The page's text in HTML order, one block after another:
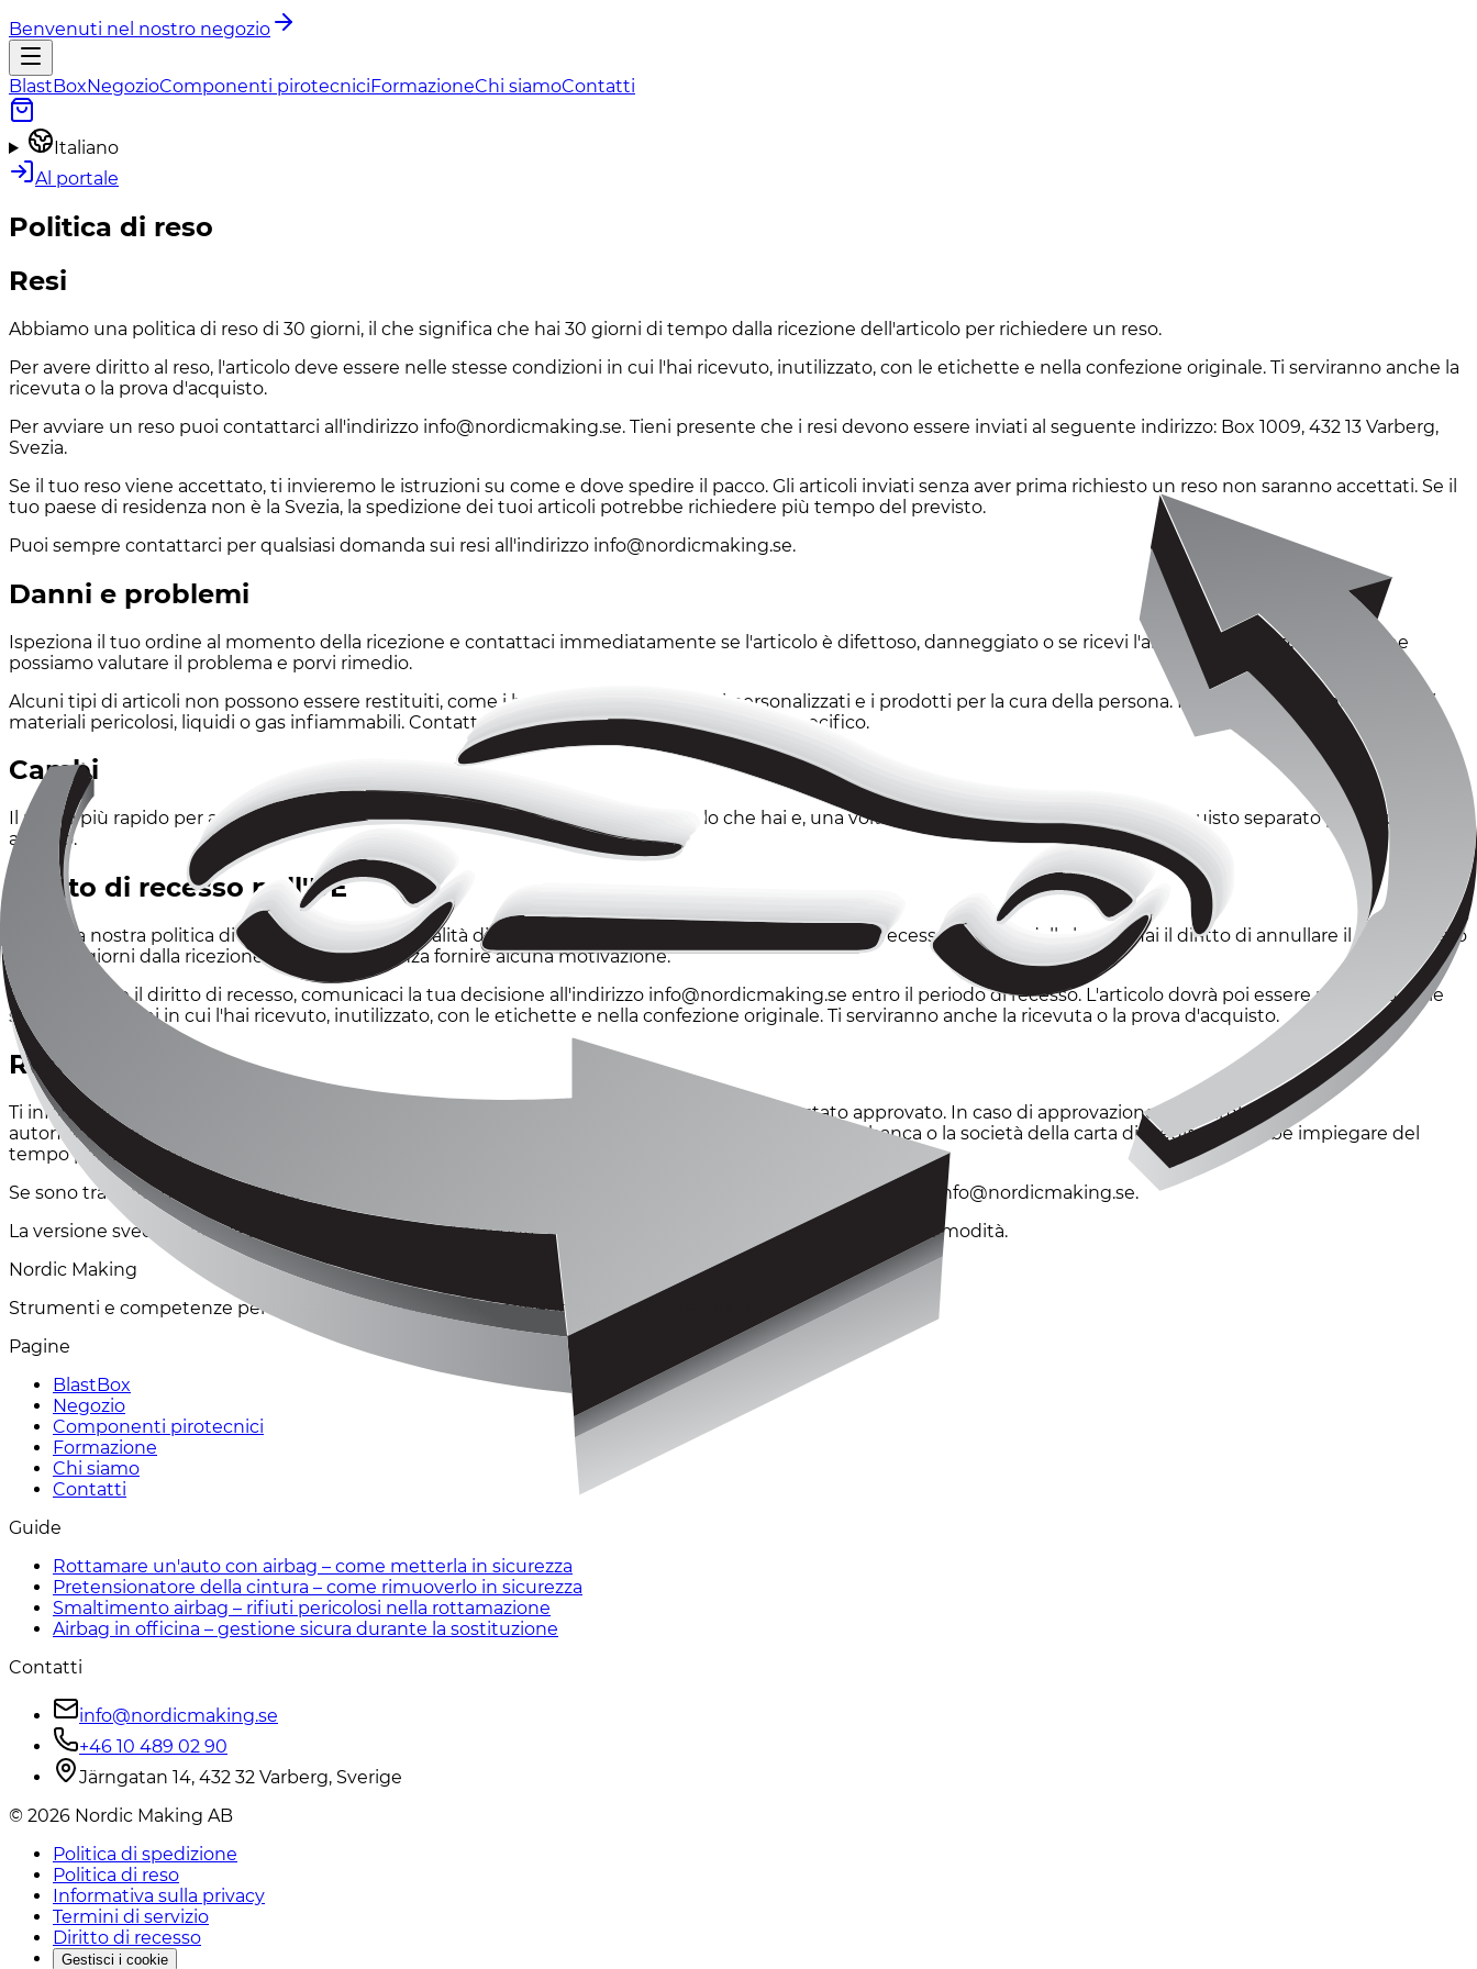
Benvenuti nel nostro negozio
BlastBoxNegozioComponenti pirotecniciFormazioneChi siamoContatti
Italiano
Al portale
Politica di reso
Resi
Abbiamo una politica di reso di 30 giorni, il che significa che hai 30 giorni di tempo dalla ricezione dell'articolo per richiedere un reso.
Per avere diritto al reso, l'articolo deve essere nelle stesse condizioni in cui l'hai ricevuto, inutilizzato, con le etichette e nella confezione originale. Ti serviranno anche la
ricevuta o la prova d'acquisto.
Per avviare un reso puoi contattarci all'indirizzo info@nordicmaking.se. Tieni presente che i resi devono essere inviati al seguente indirizzo: Box 1009, 432 13 Varberg,
Svezia.
Se il tuo reso viene accettato, ti invieremo le istruzioni su come e dove spedire il pacco. Gli articoli inviati senza aver prima richiesto un reso non saranno accettati. Se il
tuo paese di residenza non è la Svezia, la spedizione dei tuoi articoli potrebbe richiedere più tempo del previsto.
Puoi sempre contattarci per qualsiasi domanda sui resi all'indirizzo info@nordicmaking.se.
Danni e problemi
Ispeziona il tuo ordine al momento della ricezione e contattaci immediatamente se l'articolo è difettoso, danneggiato o se ricevi l'articolo sbagliato, in modo che
possiamo valutare il problema e porvi rimedio.
Alcuni tipi di articoli non possono essere restituiti, come i beni deperibili, i prodotti personalizzati e i prodotti per la cura della persona. Non accettiamo inoltre resi di
materiali pericolosi, liquidi o gas infiammabili. Contattaci se hai domande sul tuo articolo specifico.
Cambi
Il modo più rapido per assicurarti di ottenere ciò che desideri è restituire l'articolo che hai e, una volta accettato il reso, effettuare un acquisto separato per il nuovo
articolo.
Diritto di recesso nell'UE
Oltre alla nostra politica di reso di 30 giorni, in qualità di consumatore nell'UE disponi di un diritto di recesso previsto dalla legge. Hai il diritto di annullare il tuo acquisto
entro 14 giorni dalla ricezione della merce, senza fornire alcuna motivazione.
Per esercitare il diritto di recesso, comunicaci la tua decisione all'indirizzo info@nordicmaking.se entro il periodo di recesso. L'articolo dovrà poi essere restituito nelle
stesse condizioni in cui l'hai ricevuto, inutilizzato, con le etichette e nella confezione originale. Ti serviranno anche la ricevuta o la prova d'acquisto.
Rimborsi
Ti informeremo una volta ricevuto e ispezionato il tuo reso per comunicarti se il rimborso è stato approvato. In caso di approvazione, sarai rimborsato
automaticamente sul metodo di pagamento originale entro 10 giorni lavorativi. Ricorda che la tua banca o la società della carta di credito potrebbe impiegare del
tempo per elaborare e registrare il rimborso.
Se sono trascorsi più di 15 giorni lavorativi da quando abbiamo approvato il tuo reso, contattaci all'indirizzo info@nordicmaking.se.
La versione svedese di questa policy è quella giuridicamente vincolante. Le altre lingue sono fornite per comodità.
Nordic Making
Strumenti e competenze per la gestione sicura dei componenti pirotecnici nei veicoli.
Pagine
BlastBox
Negozio
Componenti pirotecnici
Formazione
Chi siamo
Contatti
Guide
Rottamare un'auto con airbag – come metterla in sicurezza
Pretensionatore della cintura – come rimuoverlo in sicurezza
Smaltimento airbag – rifiuti pericolosi nella rottamazione
Airbag in officina – gestione sicura durante la sostituzione
Contatti
info@nordicmaking.se
+46 10 489 02 90
Järngatan 14, 432 32 Varberg, Sverige
© 2026 Nordic Making AB
Politica di spedizione
Politica di reso
Informativa sulla privacy
Termini di servizio
Diritto di recesso
Gestisci i cookie